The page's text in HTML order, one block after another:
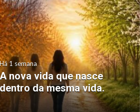
1 semana
nova vida que nasce
dentro da mesma vida.